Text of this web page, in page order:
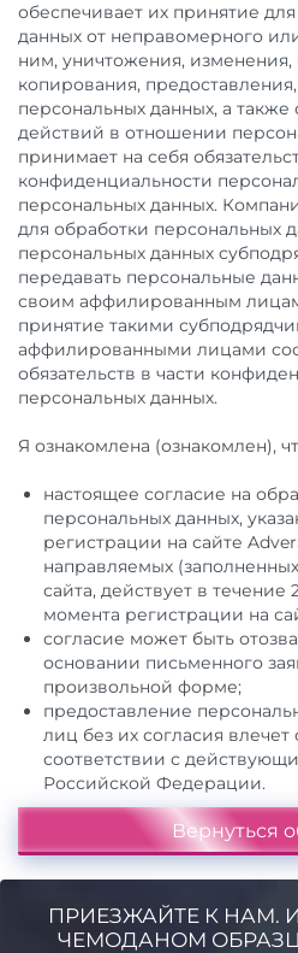
обеспечивает их принятие
данных от неправомерного
ним, уничтожения,
копирования,
персональных данных, а
действий в отношении
принимает на себя
конфиденциальности
персональных данных.
для обработки персональных
персональных данных
передавать персональные
своим аффилированным
принятие такими
аффилированными лицами
обязательств в части
персональных данных.
Я ознакомлена (ознакомлен),
настоящее согласие на
персональных данных,
регистрации на сайте
направляемых
сайта, действует в течение
момента регистрации на
согласие может быть
основании письменного
произвольной форме;
предоставление
лиц без их согласия влечет
соответствии с
Российской Федерации.
Вернуться
ПРИЕЗЖАЙТЕ К НАМ.
ЧЕМОДАНОМ